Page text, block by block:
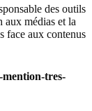
des outils
aux médias et la
face aux contenus
mention-tres-